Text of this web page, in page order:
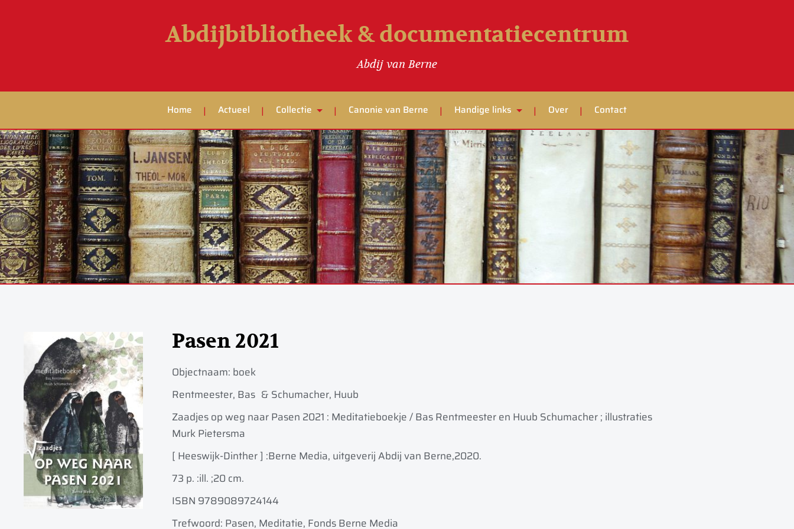
Abdijbibliotheek & documentatiecentrum
Abdij van Berne
Home Actueel Collectie Canonie van Berne Handige links Over Contact
Pasen 2021
Objectnaam: boek
Rentmeester, Bas & Schumacher, Huub
Zaadjes op weg naar Pasen 2021 : Meditatieboekje / Bas Rentmeester en Huub Schumacher ; illustraties
Murk Pietersma
[ Heeswijk-Dinther ] :Berne Media, uitgeverij Abdij van Berne,2020.
73 p. :ill. ;20 cm.
ISBN 9789089724144
Trefwoord: Pasen, Meditatie, Fonds Berne Media